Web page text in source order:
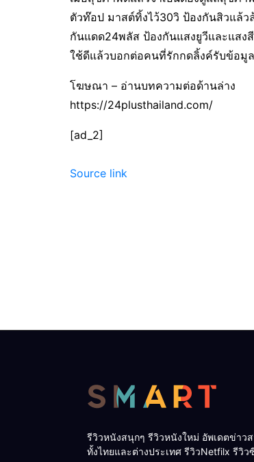
ตัวท๊อป มาสต์ทิ้งไว้30วิ ป้องกันสิวแล้
กันแดด24พลัส ป้องกันแสงยูวีและแส
ใช้ดีแล้วบอกต่อคนที่รักกดลิ้งค์รับข้อมู
โฆษณา – อ่านบทความต่อด้านล่าง
https://24plusthailand.com/
[ad_2]
Source link
รีวิวหนังสนุกๆ รีวิวหนังใหม่ อัพเดตข่าว
ทั้งไทยและต่างประเทศ รีวิวNetfilx รีวิ